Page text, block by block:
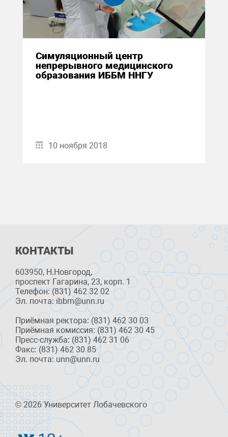
Симуляционный центр
непрерывного медицинского
образования ИББМ ННГУ
10 ноября 2018
КОНТАКТЫ
603950, Н.Новгород,
проспект Гагарина, 23, корп. 1
Телефон: (831) 462 32 02
Эл. почта: ibbm@unn.ru
Приёмная ректора: (831) 462 30 03
Приёмная комиссия: (831) 462 30 45
Пресс-служба: (831) 462 31 06
Факс: (831) 462 30 85
Эл. почта: unn@unn.ru
© 2026 Университет Лобачевского